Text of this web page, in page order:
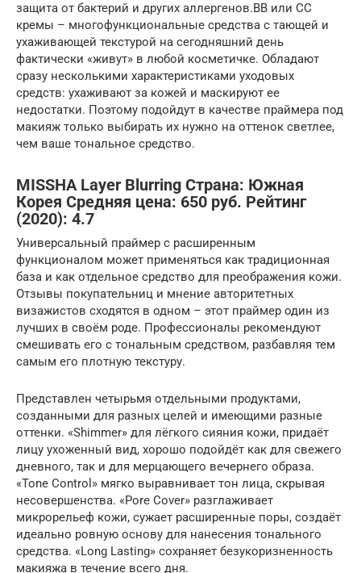
защита от бактерий и других аллергенов.ВВ или СС
кремы – многофункциональные средства с тающей и
ухаживающей текстурой на сегодняшний день
фактически «живут» в любой косметичке. Обладают
сразу несколькими характеристиками уходовых
средств: ухаживают за кожей и маскируют ее
недостатки. Поэтому подойдут в качестве праймера под
макияж только выбирать их нужно на оттенок светлее,
чем ваше тональное средство.
MISSHA Layer Blurring Страна: Южная
Корея Средняя цена: 650 руб. Рейтинг
(2020): 4.7
Универсальный праймер с расширенным
функционалом может применяться как традиционная
база и как отдельное средство для преображения кожи.
Отзывы покупательниц и мнение авторитетных
визажистов сходятся в одном – этот праймер один из
лучших в своём роде. Профессионалы рекомендуют
смешивать его с тональным средством, разбавляя тем
самым его плотную текстуру.
Представлен четырьмя отдельными продуктами,
созданными для разных целей и имеющими разные
оттенки. «Shimmer» для лёгкого сияния кожи, придаёт
лицу ухоженный вид, хорошо подойдёт как для свежего
дневного, так и для мерцающего вечернего образа.
«Tone Control» мягко выравнивает тон лица, скрывая
несовершенства. «Pore Cover» разглаживает
микрорельеф кожи, сужает расширенные поры, создаёт
идеально ровную основу для нанесения тонального
средства. «Long Lasting» сохраняет безукоризненность
макияжа в течение всего дня.